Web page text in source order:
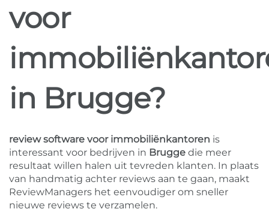
voor
in Brugge?
review software voor immobiliënkantoren is
interessant voor bedrijven in Brugge die meer
resultaat willen halen uit tevreden klanten. In plaats
van handmatig achter reviews aan te gaan, maakt
ReviewManagers het eenvoudiger om sneller
nieuwe reviews te verzamelen.